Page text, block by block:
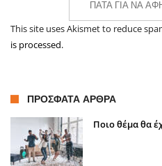
ΠΆΤΑ ΓΙΑ ΝΑ
This site uses Akismet to reduce
is processed.
ΠΡΌΣΦΑΤΑ ΆΡΘΡΑ
Ποιο θέμα θα